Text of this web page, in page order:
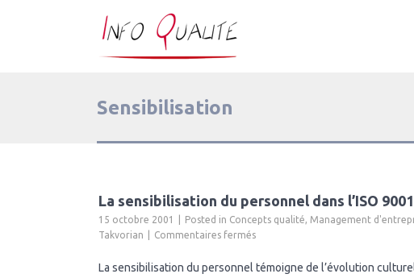
Sensibilisation
La sensibilisation du personnel dans l’ISO 9001
15 octobre 2001 Posted in Concepts qualité, Management
Takvorian
Commentaires ferméssur
sensibilisation
La sensibilisation du personnel témoigne de l’évolution